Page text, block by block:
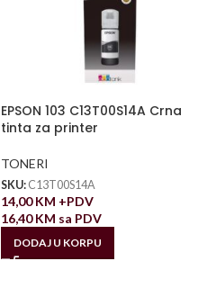
EPSON 103 C13T00S14A Crna
tinta za printer
TONERI
SKU: C13T00S14A
14,00KM +PDV
16,40KM sa PDV
DODAJ U KORPU